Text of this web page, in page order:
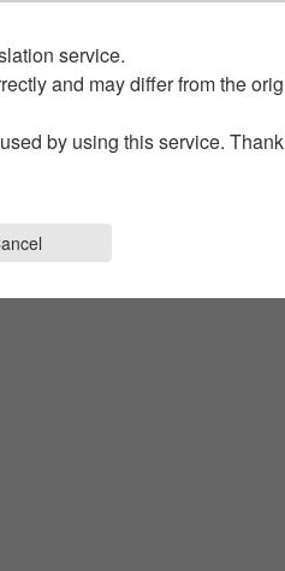
service.
and may differ from the
by using this service.